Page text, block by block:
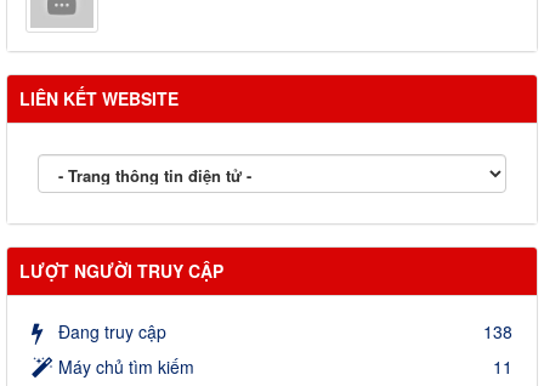
LIÊN KẾT WEBSITE
LƯỢT NGƯỜI TRUY CẬP
Đang truy cập
138
Máy chủ tìm kiếm
11